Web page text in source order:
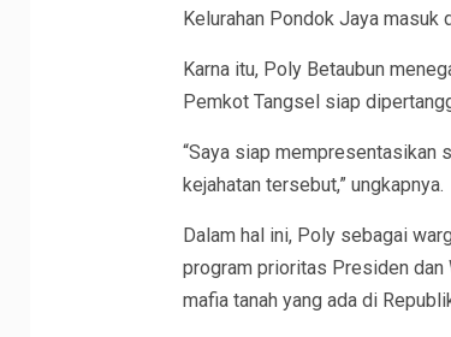
Kelurahan Pondok Jaya masuk
Karna itu, Poly Betaubun
Pemkot Tangsel siap
“Saya siap mempresentasikan
kejahatan tersebut,” ungkapnya.
Dalam hal ini, Poly sebagai
program prioritas Presiden dan
mafia tanah yang ada di